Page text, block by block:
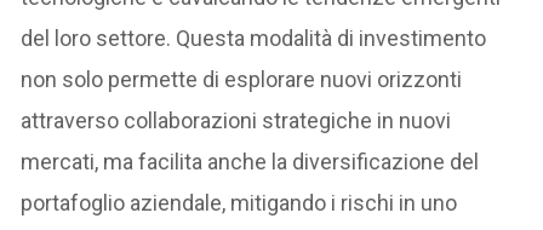
del loro settore. Questa modalità di investimento
non solo permette di esplorare nuovi orizzonti
attraverso collaborazioni strategiche in nuovi
mercati, ma facilita anche la diversificazione del
portafoglio aziendale, mitigando i rischi in uno